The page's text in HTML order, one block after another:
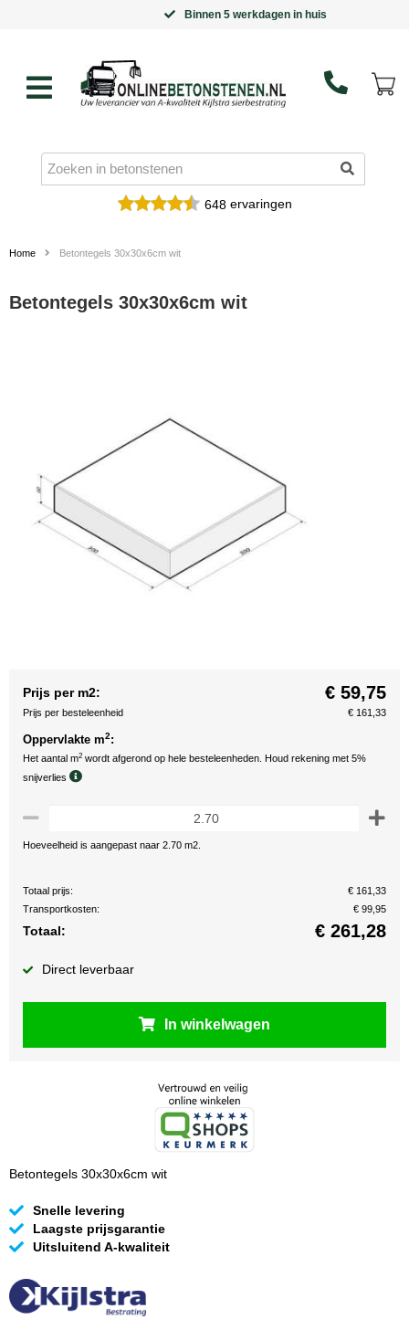
Binnen 5 werkdagen in huis
648ervaringen
Home Betontegels 30x30x6cm wit
Betontegels 30x30x6cm wit
Prijs per m2: € 59,75
Prijs per besteleenheid € 161,33
Oppervlakte m2:
Het aantal m2 wordt afgerond op hele besteleenheden. Houd rekening met 5%
snijverlies
Hoeveelheid is aangepast naar 2.70 m2.
Totaal prijs:
€ 161,33
Transportkosten:
€ 99,95
Totaal: € 261,28
Direct leverbaar
In winkelwagen
Betontegels 30x30x6cm wit
Snelle levering
Laagste prijsgarantie
Uitsluitend A-kwaliteit